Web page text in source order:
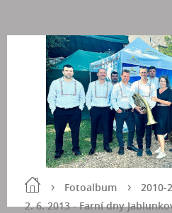
Fotoalbum
2010-
2. 6. 2013 - Farní dny